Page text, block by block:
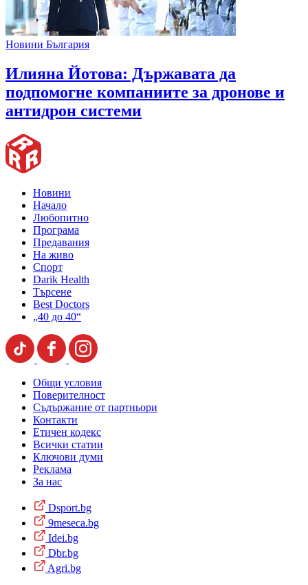
Новини България
Илияна Йотова: Държавата да
подпомогне компаниите за дронове и
антидрон системи
Новини
Начало
Любопитно
Програма
Предавания
На живо
Спорт
Darik Health
Търсене
Best Doctors
„40 до 40“
Общи условия
Поверителност
Съдържание от партньори
Контакти
Етичен кодекс
Всички статии
Ключови думи
Реклама
За нас
Dsport.bg
9meseca.bg
Idei.bg
Dbr.bg
Agri.bg